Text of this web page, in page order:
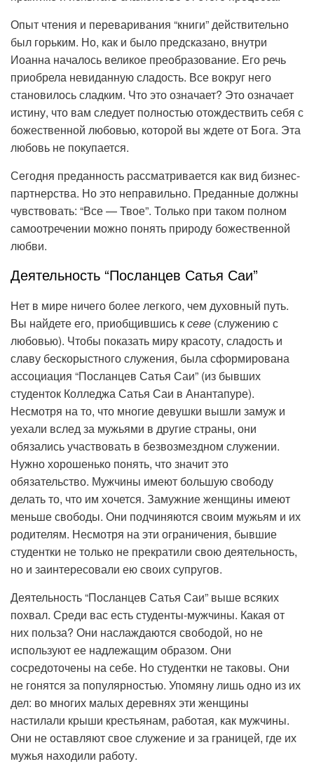
Опыт чтения и переваривания “книги” действительно
был горьким. Но, как и было предсказано, внутри
Иоанна началось великое преобразование. Его речь
приобрела невиданную сладость. Все вокруг него
становилось сладким. Что это означает? Это означает
истину, что вам следует полностью отождествить себя с
божественной любовью, которой вы ждете от Бога. Эта
любовь не покупается.
Сегодня преданность рассматривается как вид бизнес-
партнерства. Но это неправильно. Преданные должны
чувствовать: “Все — Твое”. Только при таком полном
самоотречении можно понять природу божественной
любви.
Деятельность “Посланцев Сатья Саи”
Нет в мире ничего более легкого, чем духовный путь.
Вы найдете его, приобщившись ксеве (служению с
любовью). Чтобы показать миру красоту, сладость и
славу бескорыстного служения, была сформирована
ассоциация “Посланцев Сатья Саи” (из бывших
студенток Колледжа Сатья Саи в Анантапуре).
Несмотря на то, что многие девушки вышли замуж и
уехали вслед за мужьями в другие страны, они
обязались участвовать в безвозмездном служении.
Нужно хорошенько понять, что значит это
обязательство. Мужчины имеют большую свободу
делать то, что им хочется. Замужние женщины имеют
меньше свободы. Они подчиняются своим мужьям и их
родителям. Несмотря на эти ограничения, бывшие
студентки не только не прекратили свою деятельность,
но и заинтересовали ею своих супругов.
Деятельность “Посланцев Сатья Саи” выше всяких
похвал. Среди вас есть студенты-мужчины. Какая от
них польза? Они наслаждаются свободой, но не
используют ее надлежащим образом. Они
сосредоточены на себе. Но студентки не таковы. Они
не гонятся за популярностью. Упомяну лишь одно из их
дел: во многих малых деревнях эти женщины
настилали крыши крестьянам, работая, как мужчины.
Они не оставляют свое служение и за границей, где их
мужья находили работу.